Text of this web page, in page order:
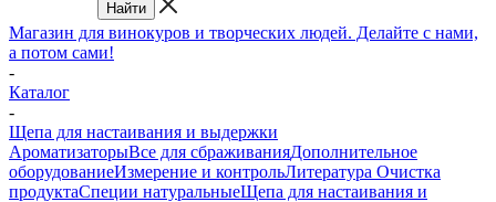
Магазин для винокуров и творческих людей. Делайте с нами,
а потом сами!
-
Каталог
-
Щепа для настаивания и выдержки
АроматизаторыВсе для сбраживанияДополнительное
оборудованиеИзмерение и контрольЛитература Очистка
продуктаСпеции натуральныеЩепа для настаивания и